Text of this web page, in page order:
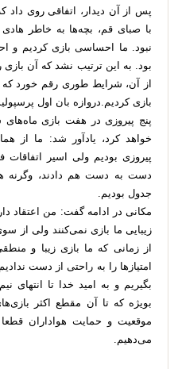
پس از آن دیدار، اتفاقی روی
با صبای قم، بچه‌ها به خاطر
نبود. ما احساسی بازی کردیم و
بود. به این ترتیب نشد که آن
از آن، شرایط طوری رقم خورد
بازی کردیم.دروازه بان اول
پنج پیروزی در هفت بازی ماه‌های
خواهد کرد، یادآور شد: ما از
پیروزی بودیم ولی اسیر اتفاقات
دست به دست هم دادند، وگرنه
جدول بودیم.
مکانی در ادامه گفت: من اعتقاد
زیبایی ما بازی نمی‌کنند ولی از
از زمانی که ما بازی زیبا و
امتیاز‌ها را به راحتی از دست
بگیریم و به امید خدا تا انتهای
بویژه که تا آن مقطع اکثر
موقعیت و حمایت هواداران
می‌دهیم.